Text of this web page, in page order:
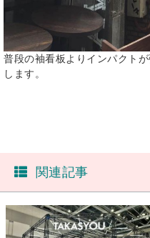
普段の袖看板よりインパクト
します。
関連記事